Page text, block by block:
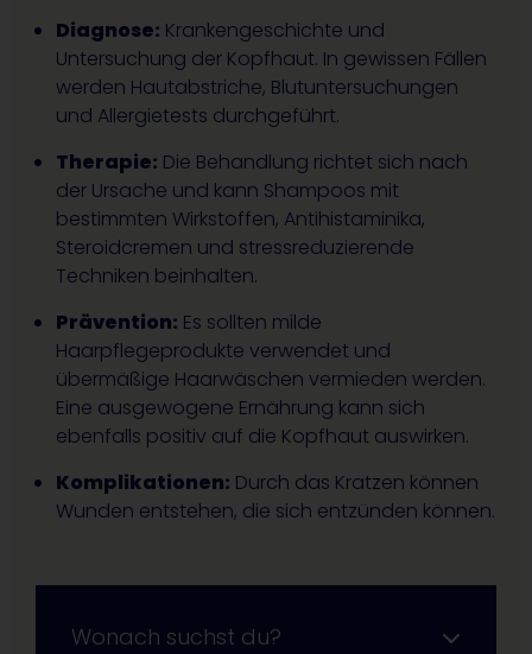
Diagnose: Krankengeschichte und
Untersuchung der Kopfhaut. In gewissen Fällen
werden Hautabstriche, Blutuntersuchungen
und Allergietests durchgeführt.
Therapie: Die Behandlung richtet sich nach
der Ursache und kann Shampoos mit
bestimmten Wirkstoffen, Antihistaminika,
Steroidcremen und stressreduzierende
Techniken beinhalten.
Prävention: Es sollten milde
Haarpflegeprodukte verwendet und
übermäßige Haarwäschen vermieden werden.
Eine ausgewogene Ernährung kann sich
ebenfalls positiv auf die Kopfhaut auswirken.
Komplikationen: Durch das Kratzen können
Wunden entstehen, die sich entzünden können.
Wonach suchst du?